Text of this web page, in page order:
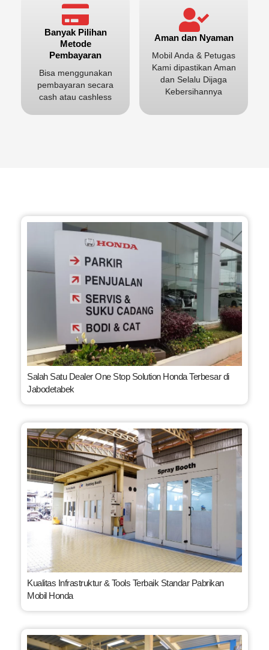
Banyak Pilihan
Metode
Pembayaran
Bisa menggunakan
pembayaran secara
cash atau cashless
Aman dan Nyaman
Mobil Anda & Petugas
Kami dipastikan Aman
dan Selalu Dijaga
Kebersihannya
Salah Satu Dealer One Stop Solution Honda Terbesar di
Jabodetabek
Kualitas Infrastruktur & Tools Terbaik Standar Pabrikan
Mobil Honda